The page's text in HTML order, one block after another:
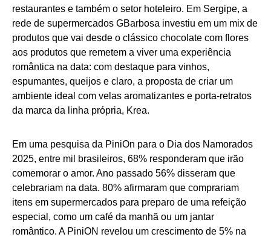
restaurantes e também o setor hoteleiro. Em Sergipe, a
rede de supermercados GBarbosa investiu em um mix de
produtos que vai desde o clássico chocolate com flores
aos produtos que remetem a viver uma experiência
romântica na data: com destaque para vinhos,
espumantes, queijos e claro, a proposta de criar um
ambiente ideal com velas aromatizantes e porta-retratos
da marca da linha própria, Krea.
Em uma pesquisa da PiniOn para o Dia dos Namorados
2025, entre mil brasileiros, 68% responderam que irão
comemorar o amor. Ano passado 56% disseram que
celebrariam na data. 80% afirmaram que comprariam
itens em supermercados para preparo de uma refeição
especial, como um café da manhã ou um jantar
romântico. A PiniON revelou um crescimento de 5% na